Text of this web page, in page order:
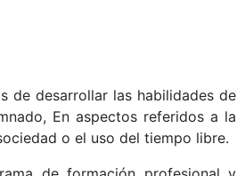
de desarrollar las habilidades de
En aspectos referidos a la
o el uso del tiempo libre.